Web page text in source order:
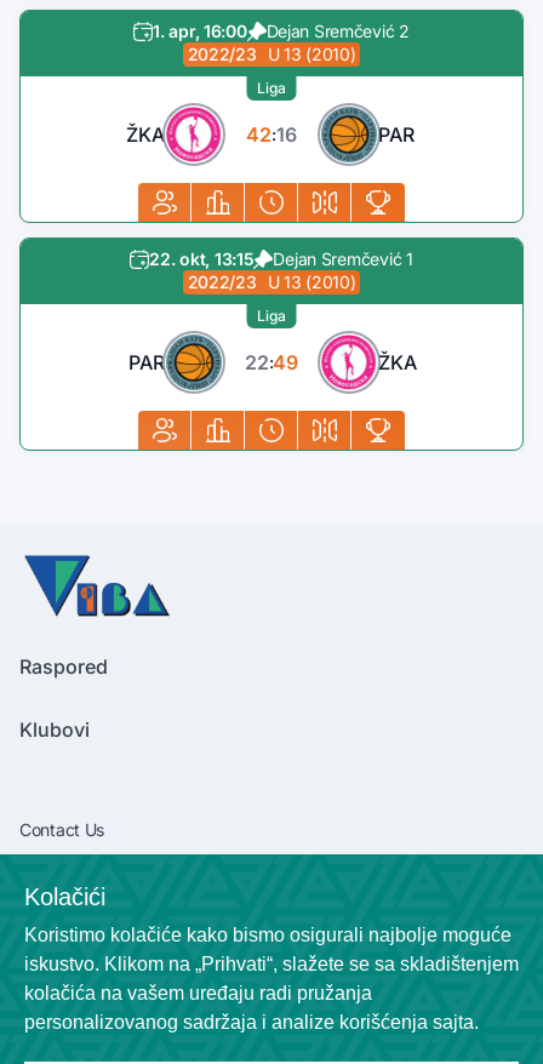
1. apr, 16:00
Dejan Sremčević 2
2022/23
U 13 (2010)
ŽKA 42:16 PAR
Liga
22. okt, 13:15
Dejan Sremčević 1
2022/23
U 13 (2010)
PAR 22:49 ŽKA
Liga
Raspored
Klubovi
Contact Us
+381638292540
Socials
Kolačići
Koristimo kolačiće kako bismo osigurali najbolje moguće
iskustvo. Klikom na „Prihvati“, slažete se sa skladištenjem
kolačića na vašem uređaju radi pružanja
personalizovanog sadržaja i analize korišćenja sajta.